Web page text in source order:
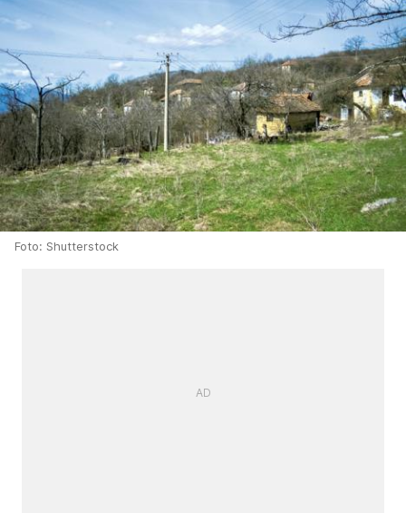
Foto: Shutterstock